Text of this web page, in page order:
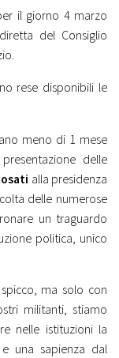
il giorno 4 marzo
del Consiglio
rese disponibili le
meno di 1 mese
delle
alla presidenza
delle numerose
un traguardo
politica, unico
ma solo con
militanti, stiamo
nelle istituzioni la
una sapienza dal